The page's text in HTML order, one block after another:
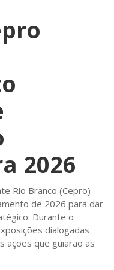
2026
Rio Branco (Cepro)
de 2026 para dar
Durante o
dialogadas
ações que guiarão as